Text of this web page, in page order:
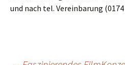
und nach tel. Vereinbarung (0174